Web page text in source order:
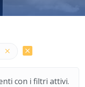
con i filtri attivi.